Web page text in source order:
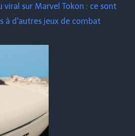
viral sur Marvel Tokon : ce sont
à d'autres jeux de combat